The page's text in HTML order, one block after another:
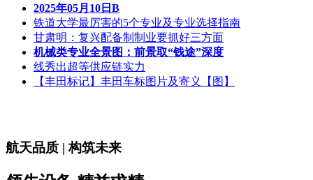
2025年05月10日B
铁道大学最厉害的5个专业及专业选择指南
甘肃明：复兴配备制制业要抓好三方面
机械类专业全景图：前景取“钱途”深度
线秀出超等供应链实力
【丰田标记】丰田车标图片及寄义【图】
航天品质 | 构筑未来